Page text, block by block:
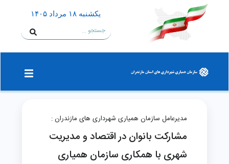
يكشنبه ۱۸ مرداد ۱۴۰۵
مدیرعامل سازمان همیاری شهرداری های مازندران :
مشارکت بانوان در اقتصاد و مدیریت
شهری با همکاری سازمان همیاری